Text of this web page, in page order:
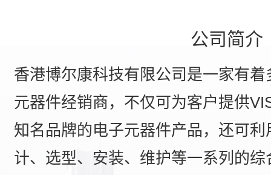
公司简介
香港博尔康科技有限公司是一家有
元器件经销商，不仅可为客户提供
知名品牌的电子元器件产品，还可
计、选型、安装、维护等一系列的